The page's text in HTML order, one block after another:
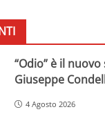
“Odio” è il
Giuseppe
4 Agosto 2026